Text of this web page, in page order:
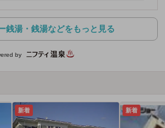
銭湯・銭湯などをもっと見る
by
新着 新着